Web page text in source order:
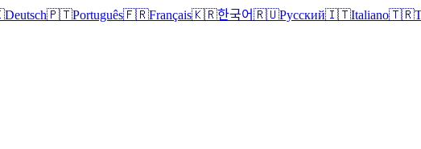
Deutsch🇵🇹Português🇫🇷Français🇰🇷한국어🇷🇺Русский🇮🇹Italiano🇹🇷